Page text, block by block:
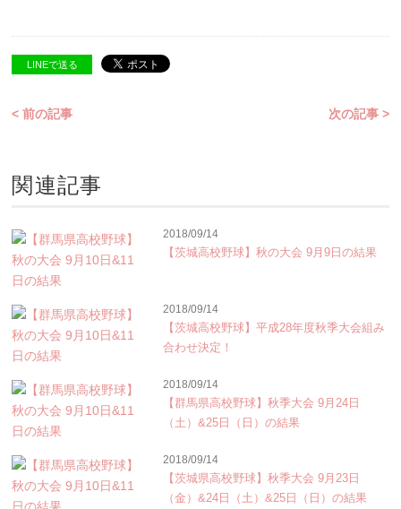
LINEで送る
< 前の記事 次の記事 >
関連記事
2018/09/14
【茨城高校野球】秋の大会 9月9日の結果
2018/09/14
【茨城高校野球】平成28年度秋季大会組み
合わせ決定！
2018/09/14
【群馬県高校野球】秋季大会 9月24日
（土）&25日（日）の結果
2018/09/14
【茨城県高校野球】秋季大会 9月23日
（金）&24日（土）&25日（日）の結果